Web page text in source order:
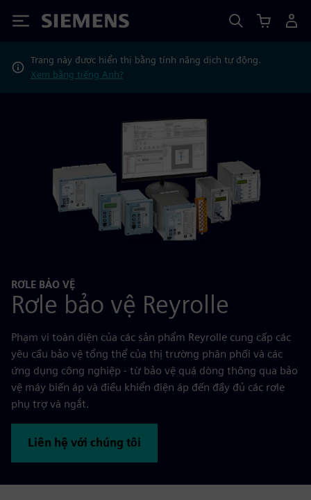
Siemens
Trang này được hiển thị bằng tính năng dịch tự động.
Xem bằng tiếng Anh?
RƠLE BẢO VỆ
Rơle bảo vệ Reyrolle
Phạm vi toàn diện của các sản phẩm Reyrolle cung cấp các
yêu cầu bảo vệ tổng thể của thị trường phân phối và các
ứng dụng công nghiệp - từ bảo vệ quá dòng thông qua bảo
vệ máy biến áp và điều khiển điện áp đến đầy đủ các rơle
phụ trợ và ngắt.
Liên hệ với chúng tôi